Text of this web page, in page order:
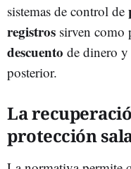
sistemas de control de
registros sirven como
descuento de dinero
posterior.
La
protección